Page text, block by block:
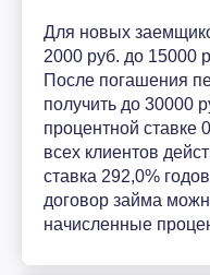
Для новых
2000 руб. до 15000
После погашения
получить до 30000
процентной ставке
всех клиентов
ставка 292,0%
договор займа
начисленные